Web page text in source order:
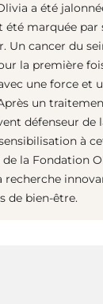
a été
été marquée par
Un cancer du
la première
une force et
un
défenseur de
à
la Fondation
recherche
de bien-être.